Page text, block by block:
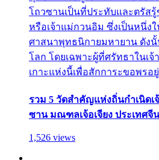
โถวซานเป็นที่ประทับและตรัส
หรือเจ้าแม่กวนอิม ซึ่งเป็นหนึ่ง
ศาสนาพุทธนิกายมหายาน ดัง
โลก โดยเฉพาะผู้ที่ศรัทธาในเ
เกาะแห่งนี้เพื่อสักการะขอพรอ
รวม 5 วัดสำคัญแห่งถิ่นกำเนิดเ
ซาน มณฑลเจ้อเจียง ประเทศจีน
1,526 views